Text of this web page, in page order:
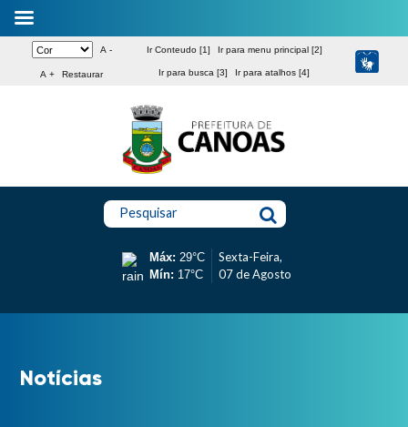
A -
A + Restaurar
Ir Conteudo [1] Ir para menu principal [2]
Ir para busca [3] Ir para atalhos [4]
Pesquisar
Máx: 29°C
Mín: 17°C
Sexta-Feira,
07 de Agosto
Notícias